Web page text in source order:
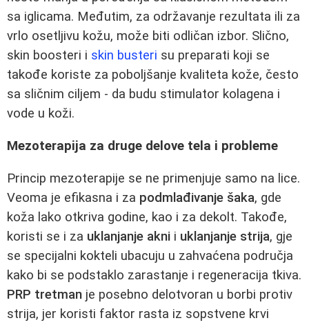
sa iglicama. Međutim, za održavanje rezultata ili za
vrlo osetljivu kožu, može biti odličan izbor. Slično,
skin boosteri i skin busteri su preparati koji se
takođe koriste za poboljšanje kvaliteta kože, često
sa sličnim ciljem - da budu stimulator kolagena i
vode u koži.
Mezoterapija za druge delove tela i probleme
Princip mezoterapije se ne primenjuje samo na lice.
Veoma je efikasna i za podmlađivanje šaka, gde
koža lako otkriva godine, kao i za dekolt. Takođe,
koristi se i za uklanjanje akni i uklanjanje strija, gje
se specijalni kokteli ubacuju u zahvaćena područja
kako bi se podstaklo zarastanje i regeneracija tkiva.
PRP tretman je posebno delotvoran u borbi protiv
strija, jer koristi faktor rasta iz sopstvene krvi